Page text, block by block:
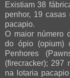
Existiam 38
penhor, 19
pacapio.
O maior número
do ópio (opium)
Penhores
(firecracker); 297
na lotaria